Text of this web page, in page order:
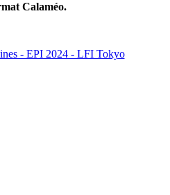
Calaméo.
- EPI 2024 - LFI Tokyo